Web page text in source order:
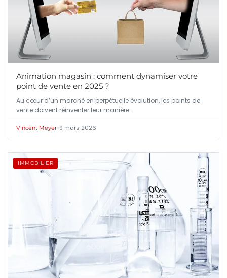
Animation magasin : comment dynamiser votre
point de vente en 2025 ?
Au cœur d’un marché en perpétuelle évolution, les points de
vente doivent réinventer leur manière…
Vincent Meyer•9 mars 2026
IMMOBILIER